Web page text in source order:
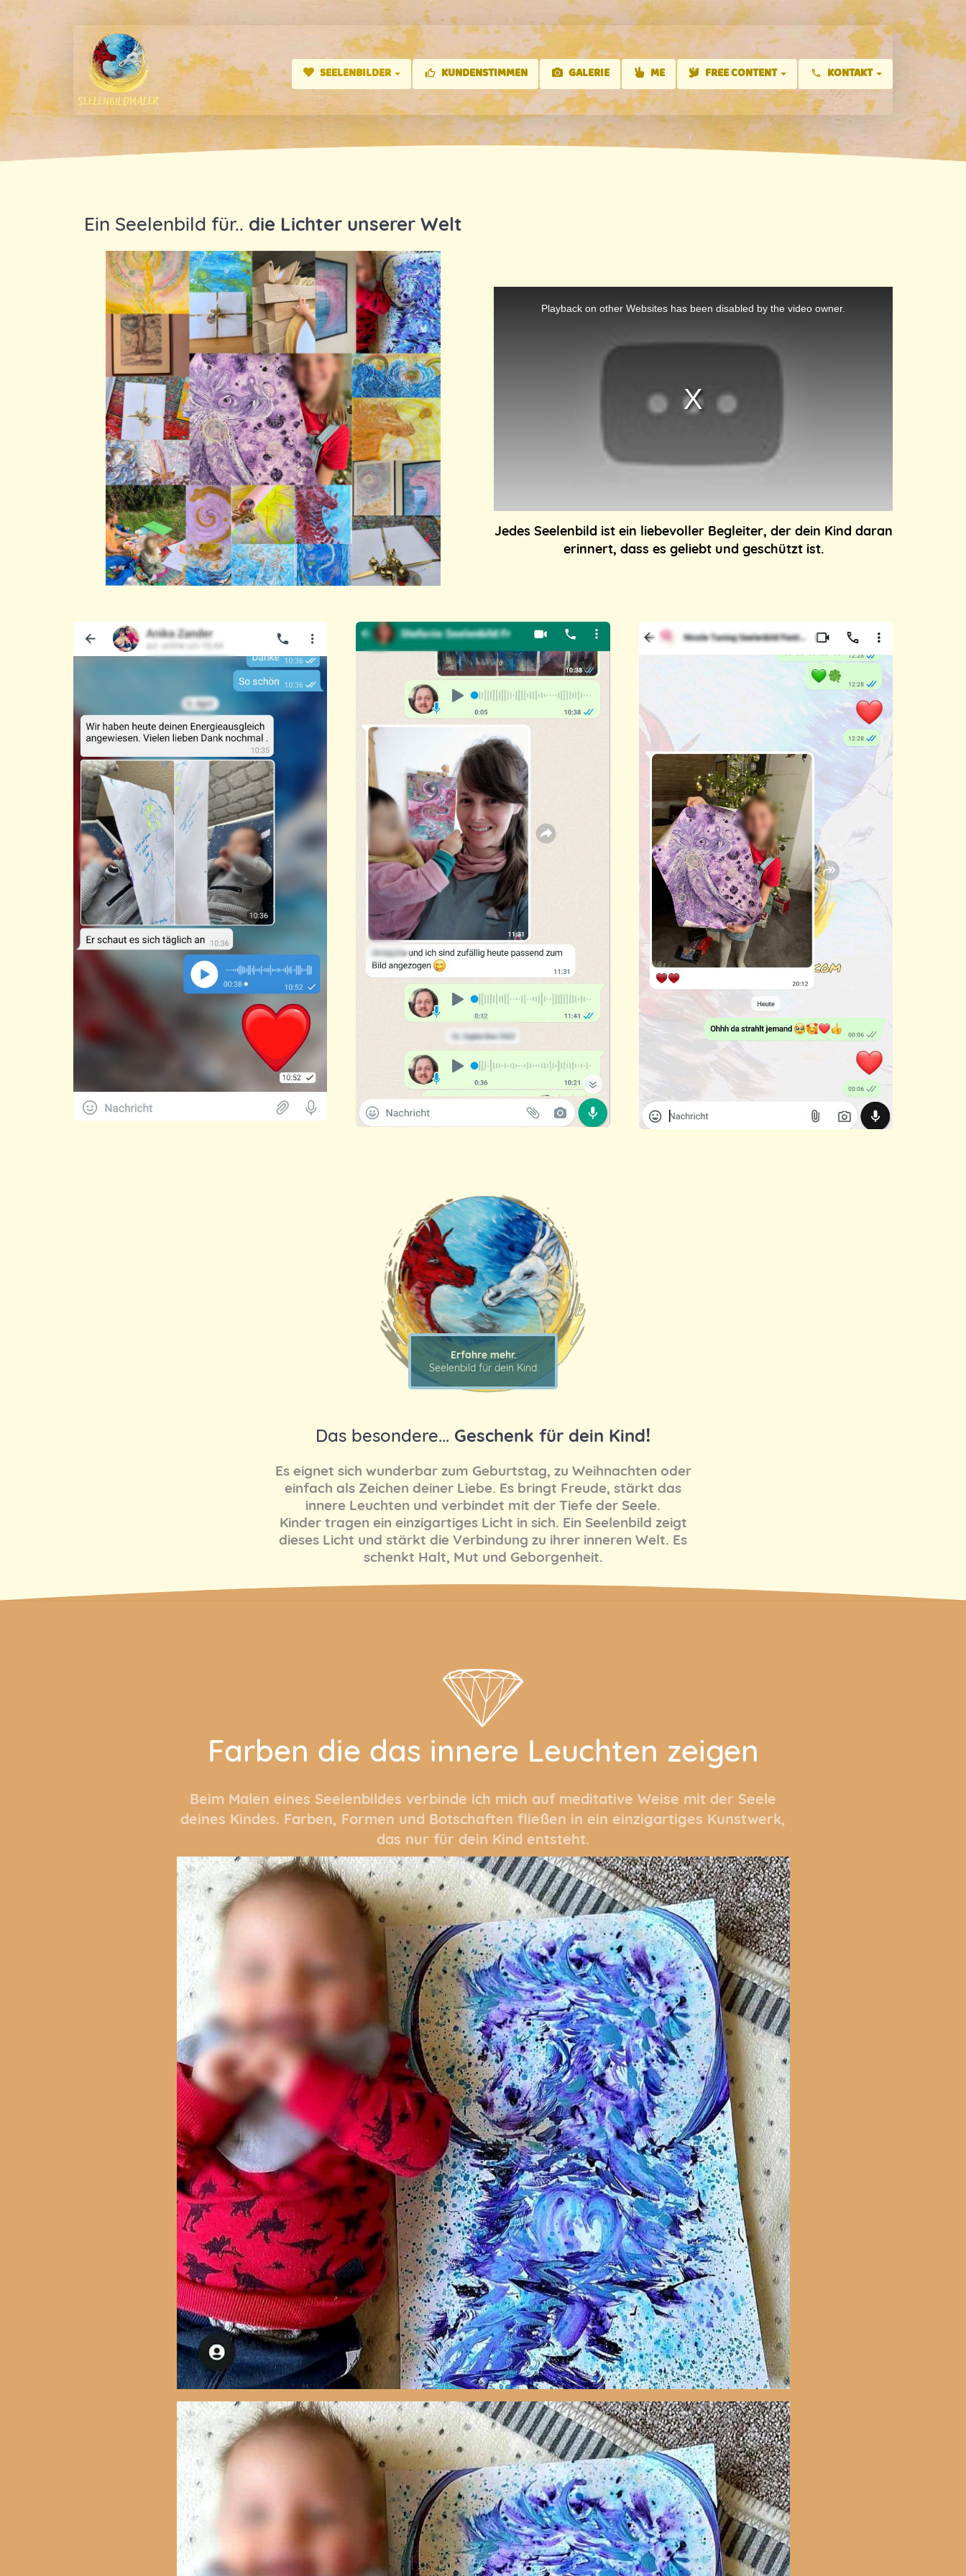
SEELENBILDER KUNDENSTIMMEN GALERIE ME FREE CONTENT KONTAKT
Ein Seelenbild für.. die Lichter unserer Welt
Playback on other Websites has been disabled by the video owner.
Jedes Seelenbild ist ein liebevoller Begleiter, der dein Kind daran
erinnert, dass es geliebt und geschützt ist.
Erfahre mehr.
Seelenbild für dein Kind
Das besondere... Geschenk für dein Kind!
Es eignet sich wunderbar zum Geburtstag, zu Weihnachten oder
einfach als Zeichen deiner Liebe. Es bringt Freude, stärkt das
innere Leuchten und verbindet mit der Tiefe der Seele.
Kinder tragen ein einzigartiges Licht in sich. Ein Seelenbild zeigt
dieses Licht und stärkt die Verbindung zu ihrer inneren Welt. Es
schenkt Halt, Mut und Geborgenheit.
Farben die das innere Leuchten zeigen
Beim Malen eines Seelenbildes verbinde ich mich auf meditative Weise mit der Seele
deines Kindes. Farben, Formen und Botschaften fließen in ein einzigartiges Kunstwerk,
das nur für dein Kind entsteht.